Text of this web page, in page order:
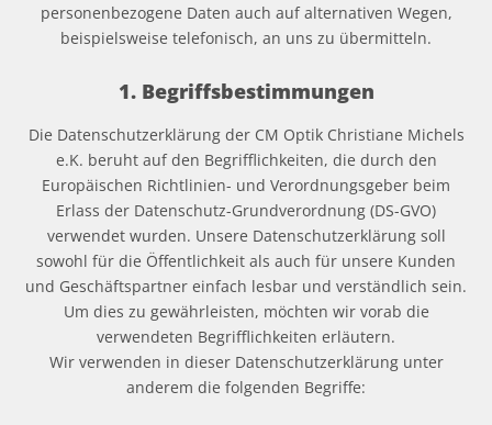
personenbezogene Daten auch auf alternativen Wegen,
beispielsweise telefonisch, an uns zu übermitteln.
1. Begriffsbestimmungen
Die Datenschutzerklärung der CM Optik Christiane Michels
e.K. beruht auf den Begrifflichkeiten, die durch den
Europäischen Richtlinien- und Verordnungsgeber beim
Erlass der Datenschutz-Grundverordnung (DS-GVO)
verwendet wurden. Unsere Datenschutzerklärung soll
sowohl für die Öffentlichkeit als auch für unsere Kunden
und Geschäftspartner einfach lesbar und verständlich sein.
Um dies zu gewährleisten, möchten wir vorab die
verwendeten Begrifflichkeiten erläutern.
Wir verwenden in dieser Datenschutzerklärung unter
anderem die folgenden Begriffe: